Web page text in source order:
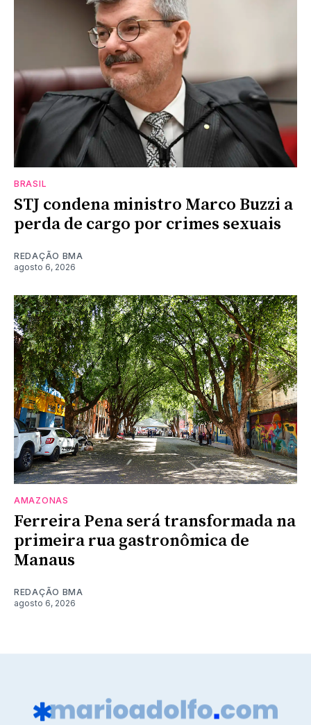
BRASIL
STJ condena ministro Marco Buzzi a
perda de cargo por crimes sexuais
REDAÇÃO BMA
agosto 6, 2026
AMAZONAS
Ferreira Pena será transformada na
primeira rua gastronômica de
Manaus
REDAÇÃO BMA
agosto 6, 2026